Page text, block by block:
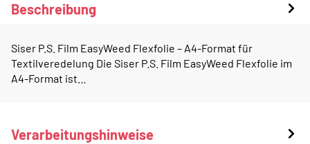
Beschreibung
Siser P.S. Film EasyWeed Flexfolie – A4-Format für
Textilveredelung Die Siser P.S. Film EasyWeed Flexfolie im
A4-Format ist…
Verarbeitungshinweise